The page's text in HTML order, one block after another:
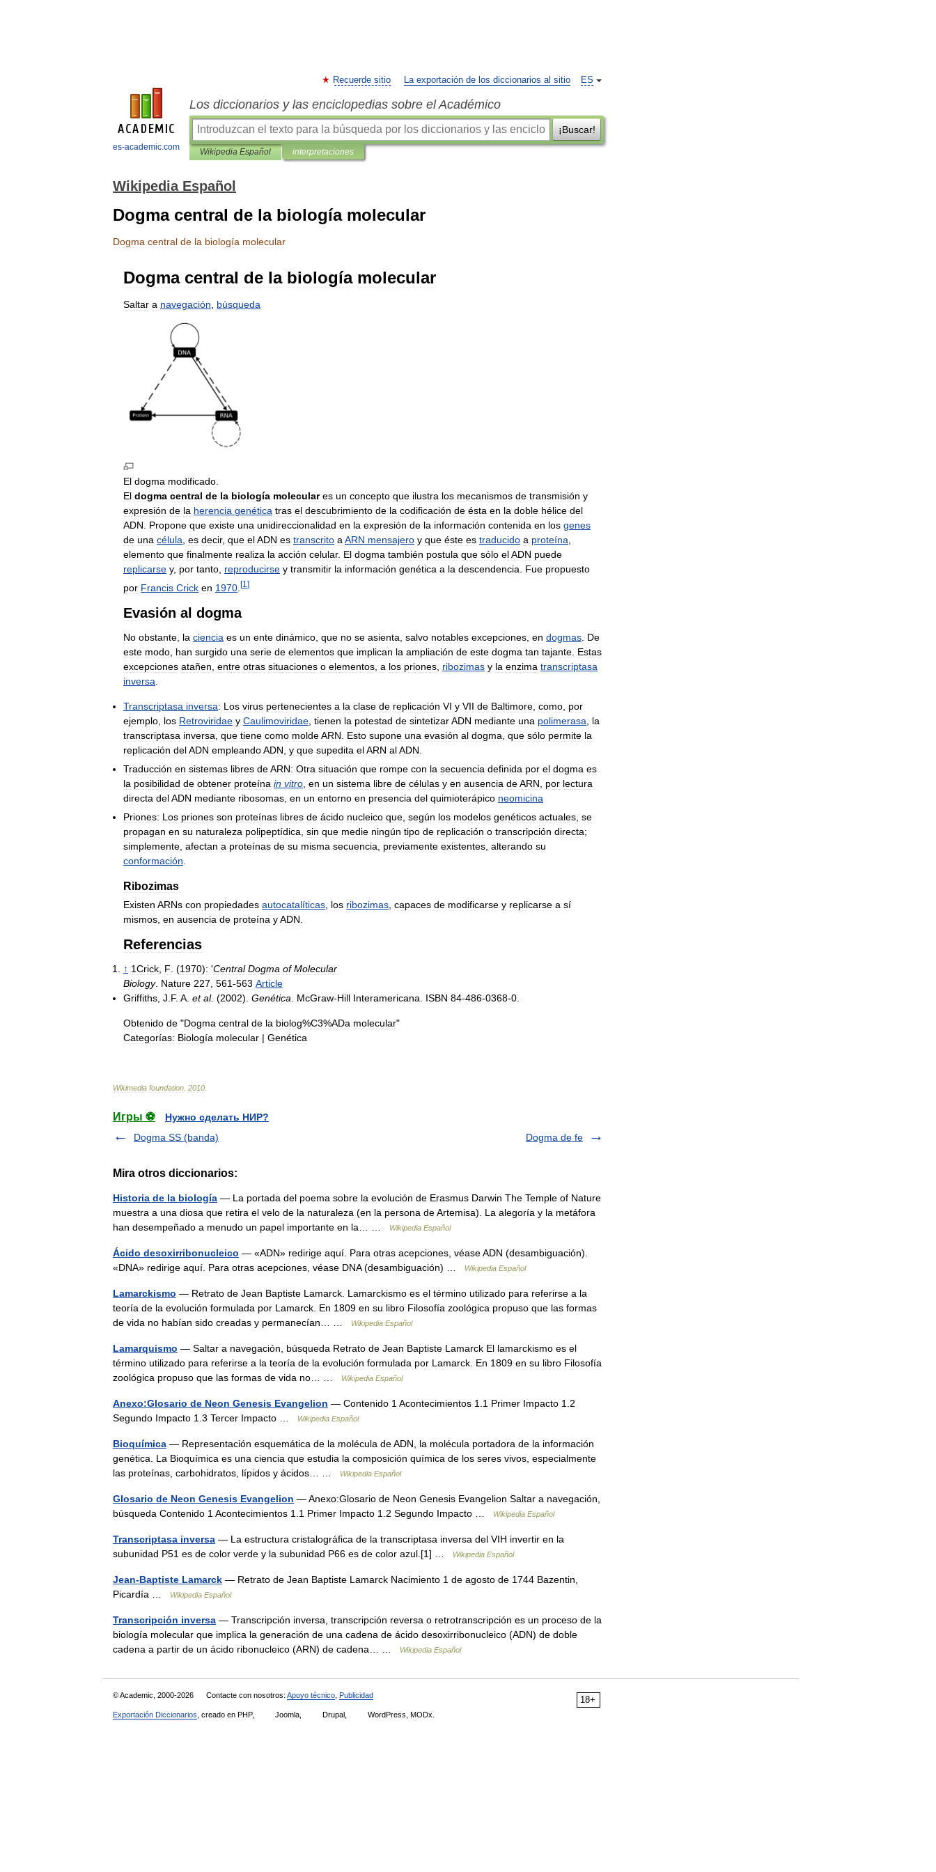
es-academic.com
ES
Recuerde sitio La exportación de los diccionarios al sitio
Los diccionarios y las enciclopedias sobre el Académico
¡Buscar!
Wikipedia Español interpretaciones
Wikipedia Español
Dogma central de la biología molecular
Dogma central de la biología molecular
Dogma central de la biología molecular
Saltar a navegación búsqueda
El dogma modificado
El dogma central de la biología molecular es un concepto que ilustra los mecanismos de transmisión y
expresión de la herencia genética tras el descubrimiento de la codificación de ésta en la doble hélice del
ADN
Propone que existe una unidireccionalidad en la expresión de la información contenida en los genes
de una célula es decir, que elADN es transcrito a ARN mensajero y que éste es traducido a proteína
elemento que finalmente realiza la acción celular. El dogma también postula que sólo elADN puede
replicarse y, por tanto reproducirse y transmitir la información genética a la descendencia Fue propuesto
por Francis Crick en 1970 [1 ]
Evasión al dogma
No obstante la ciencia es un ente dinámico que no se asienta salvo notables excepciones en dogmas De
este modo han surgido una serie de elementos que implican la ampliación de este dogma tan tajante Estas
excepciones atañen entre otras situaciones o elementos a los priones ribozimas y la enzima transcriptasa
inversa
Transcriptasa inversa: Los virus pertenecientes a la clase de replicación VI y VII de Baltimore como por
ejemplo los Retroviridae y Caulimoviridae tienen la potestad de sintetizarADN mediante una polimerasa
la
transcriptasa inversa que tiene como moldeARN Esto supone una evasión al dogma que sólo permite la
replicación delADN empleandoADN y que supedita elARN alADN
Traducción en sistemas libres deARN: Otra situación que rompe con la secuencia definida por el dogma es
la posibilidad de obtener proteína in vitro en un sistema libre de células y en ausencia deARN por lectura
directa delADN mediante ribosomas en un entorno en presencia del quimioterápico neomicina
Priones: Los priones son proteínas libres de ácido nucleico que según los modelos genéticos actuales se
propagan en su naturaleza polipeptídica sin que medie ningún tipo de replicación o transcripción directa;
simplemente afectan a proteínas de su misma secuencia previamente existentes alterando su
conformación
Ribozimas
Existen ARNs con propiedades autocatalíticas los ribozimas capaces de modificarse y replicarse a sí
mismos en ausencia de proteína yADN
Referencias
↑ 1Crick F . (1970): 'Central Dogma of Molecular
Biology. Nature 227 561-563 Article
Griffiths J F. A et al. (2002). Genética McGraw-Hill Interamericana ISBN 84-486-0368-0
Obtenido de "Dogma central de la biolog%C3%ADa molecular"
Categorías: Biología molecular | Genética
Wikimedia foundation 2010
Игры ⚽
Нужно сделать НИР?
Dogma SS (banda)
Dogma de fe
Mira otros diccionarios:
Historia de la biología — La portada del poema sobre la evolución de Erasmus Darwin The Temple of Nature
muestra a una diosa que retira el velo de la naturaleza (en la persona de Artemisa). La alegoría y la metáfora
han desempeñado a menudo un papel importante en la… …
Wikipedia Español
Ácido desoxirribonucleico — «ADN» redirige aquí. Para otras acepciones, véase ADN (desambiguación).
«DNA» redirige aquí. Para otras acepciones, véase DNA (desambiguación) …
Wikipedia Español
Lamarckismo — Retrato de Jean Baptiste Lamarck. Lamarckismo es el término utilizado para referirse a la
teoría de la evolución formulada por Lamarck. En 1809 en su libro Filosofía zoológica propuso que las formas
de vida no habían sido creadas y permanecían… …
Wikipedia Español
Lamarquismo — Saltar a navegación, búsqueda Retrato de Jean Baptiste Lamarck El lamarckismo es el
término utilizado para referirse a la teoría de la evolución formulada por Lamarck. En 1809 en su libro Filosofía
zoológica propuso que las formas de vida no… …
Wikipedia Español
Anexo:Glosario de Neon Genesis Evangelion — Contenido 1 Acontecimientos 1.1 Primer Impacto 1.2
Segundo Impacto 1.3 Tercer Impacto …
Wikipedia Español
Bioquímica — Representación esquemática de la molécula de ADN, la molécula portadora de la información
genética. La Bioquímica es una ciencia que estudia la composición química de los seres vivos, especialmente
las proteínas, carbohidratos, lípidos y ácidos… …
Wikipedia Español
Glosario de Neon Genesis Evangelion — Anexo:Glosario de Neon Genesis Evangelion Saltar a navegación,
búsqueda Contenido 1 Acontecimientos 1.1 Primer Impacto 1.2 Segundo Impacto …
Wikipedia Español
Transcriptasa inversa — La estructura cristalográfica de la transcriptasa inversa del VIH invertir en la
subunidad P51 es de color verde y la subunidad P66 es de color azul.[1] …
Wikipedia Español
Jean-Baptiste Lamarck — Retrato de Jean Baptiste Lamarck Nacimiento 1 de agosto de 1744 Bazentin,
Picardía …
Wikipedia Español
Transcripción inversa — Transcripción inversa, transcripción reversa o retrotranscripción es un proceso de la
biología molecular que implica la generación de una cadena de ácido desoxirribonucleico (ADN) de doble
cadena a partir de un ácido ribonucleico (ARN) de cadena… …
Wikipedia Español
18+
© Academic, 2000-2026 Contacte con nosotros: Apoyo técnico Publicidad
Exportación Diccionarios , creado en PHP, Joomla, Drupal, WordPress, MODx.